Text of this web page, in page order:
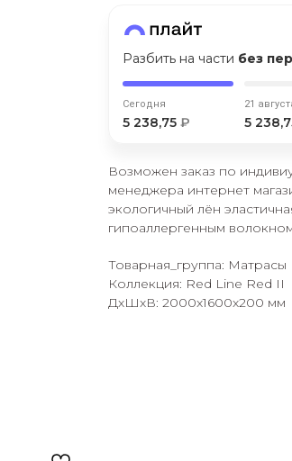
Разбить на части без
Сегодня
5 238,75 ₽
21
5
об оплате Плайтом
Остались вопросы?
8 800 302-02-51
plait.ru
Возможен заказ по
менеджера интернет
экологичный лён
гипоаллергенным
Товарная_группа: Матрасы
Коллекция: Red Line Red II
ДxШxВ: 2000x1600x200 мм